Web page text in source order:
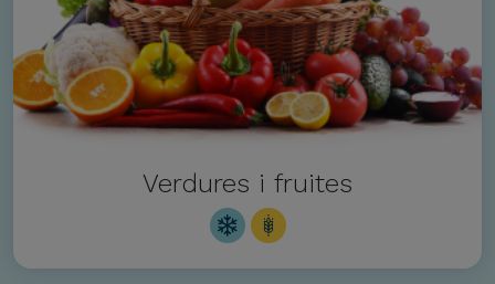
Verdures i fruites